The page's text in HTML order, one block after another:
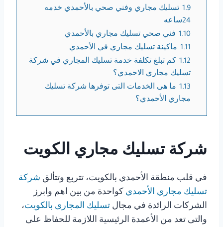
1.9 تسليك مجاري وفني صحي بالأحمدي خدمه
24ساعه
1.10
فني صحي تسليك مجاري بالأحمدي
1.11
ماكينة تسليك مجاري في الأحمدي
1.12
كم تبلغ تكلفة خدمة تسليك المجاري في شركة
تسليك مجاري الاحمدي؟
1.13
ما هى الخدمات التى توفرها شركة تسليك
مجاري الأحمدي؟
شركة تسليك مجاري الكويت
في قلب منطقة الأحمدي بالكويت، تتربع وتتألق شركة
تسليك مجاري الأحمدي كواحدة من بين اهم وابرز
الشركات الرائدة في مجال تسليك المجارى بالكويت،
والتى تعد من الأعمدة الرئيسية اللازمة للحفاظ على